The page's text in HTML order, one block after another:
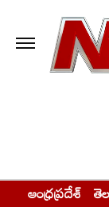
ఆంధ్రప్రదేశ్